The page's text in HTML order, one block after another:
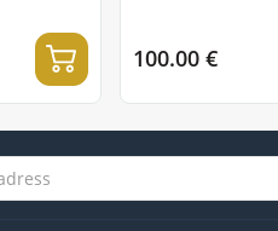
100.00 €